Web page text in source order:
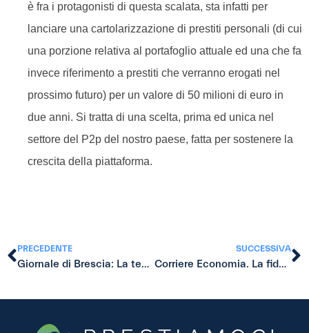
è fra i protagonisti di questa scalata, sta infatti per
lanciare una cartolarizzazione di prestiti personali (di cui
una porzione relativa al portafoglio attuale ed una che fa
invece riferimento a prestiti che verranno erogati nel
prossimo futuro) per un valore di 50 milioni di euro in
due anni. Si tratta di una scelta, prima ed unica nel
settore del P2p del nostro paese, fatta per sostenere la
crescita della piattaforma.
PRECEDENTE
Giornale di Brescia: La tecnologia cambia il mondo del credito
SUCCESSIVA
Corriere Economia. La fiducia nel prossimo vale il 5%.